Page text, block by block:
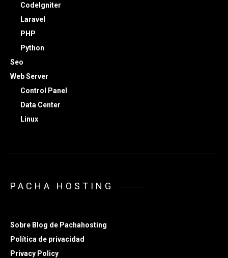
CodeIgniter
Laravel
PHP
Python
Seo
Web Server
Control Panel
Data Center
Linux
PACHA HOSTING
Sobre Blog de Pachahosting
Política de privacidad
Privacy Policy